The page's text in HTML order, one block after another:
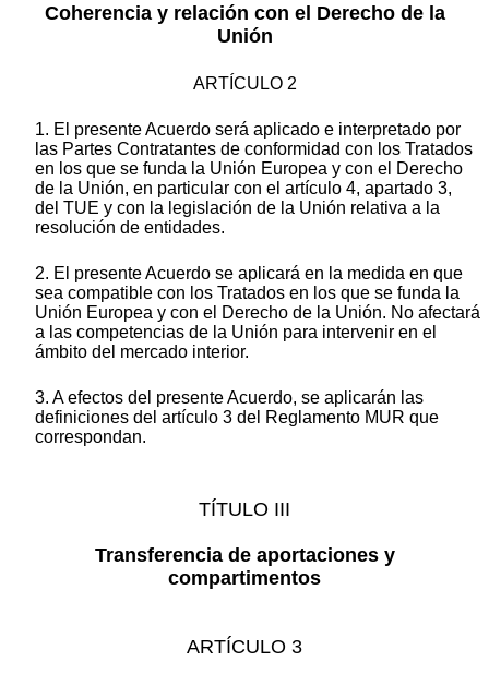
Coherencia y relación con el Derecho de la
Unión
ARTÍCULO 2
1. El presente Acuerdo será aplicado e interpretado por
las Partes Contratantes de conformidad con los Tratados
en los que se funda la Unión Europea y con el Derecho
de la Unión, en particular con el artículo 4, apartado 3,
del TUE y con la legislación de la Unión relativa a la
resolución de entidades.
2. El presente Acuerdo se aplicará en la medida en que
sea compatible con los Tratados en los que se funda la
Unión Europea y con el Derecho de la Unión. No afectará
a las competencias de la Unión para intervenir en el
ámbito del mercado interior.
3. A efectos del presente Acuerdo, se aplicarán las
definiciones del artículo 3 del Reglamento MUR que
correspondan.
TÍTULO III
Transferencia de aportaciones y
compartimentos
ARTÍCULO 3